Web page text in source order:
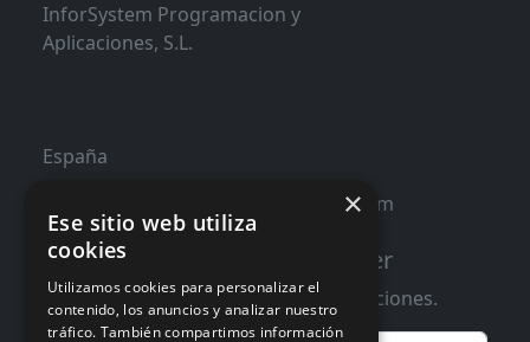
InforSystem Programacion y
Aplicaciones, S.L.
España
contacto@distribucioninformatica.com
Suscribete a nuestro Newsletter
Te informaremos de ofertas y promociones.
×
Ese sitio web utiliza
cookies
Utilizamos cookies para personalizar el
contenido, los anuncios y analizar nuestro
tráfico. También compartimos información